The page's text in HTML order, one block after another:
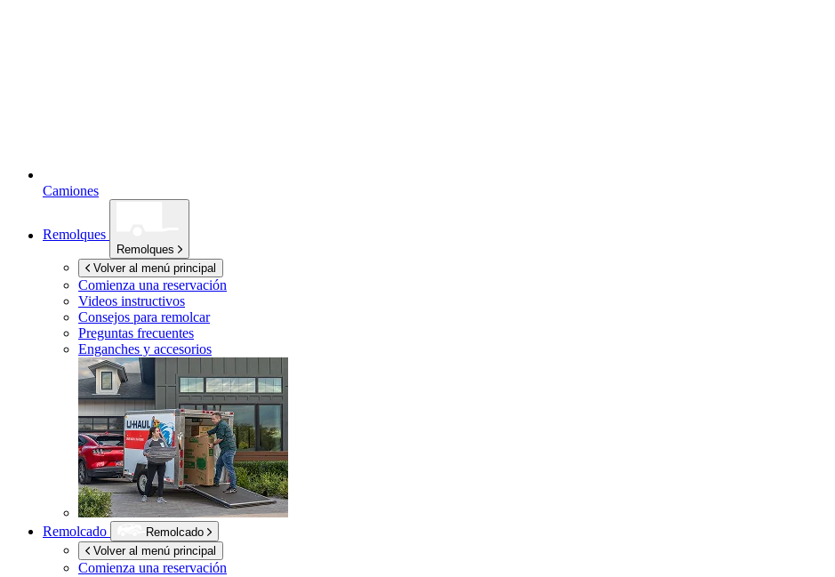
Camiones
Remolques
Remolques
Volver al menú principal
Comienza una reservación
Videos instructivos
Consejos para remolcar
Preguntas frecuentes
Enganches y accesorios
Remolcado
Remolcado
Volver al menú principal
Comienza una reservación